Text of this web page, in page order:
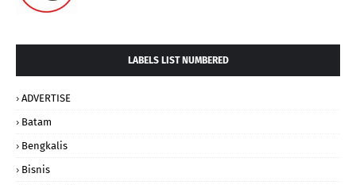
LABELS LIST NUMBERED
ADVERTISE
Batam
Bengkalis
Bisnis